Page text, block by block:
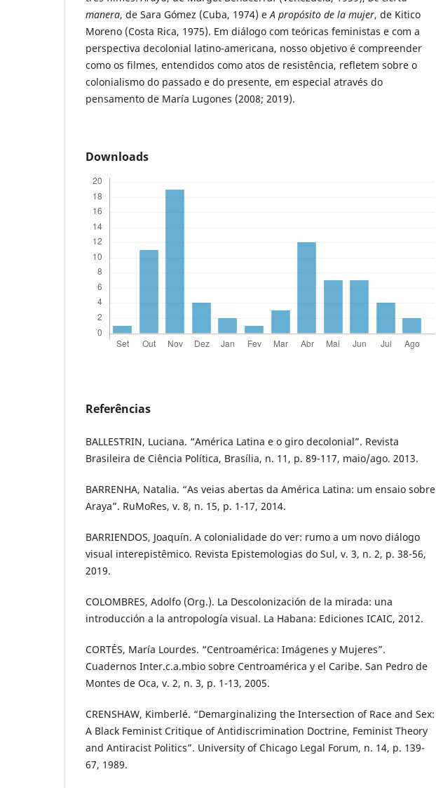
manera, de Sara Gómez (Cuba, 1974) eA propósito de la mujer, de Kitico
Moreno (Costa Rica, 1975). Em diálogo com teóricas feministas e com a
perspectiva decolonial latino-americana, nosso objetivo é compreender
como os filmes, entendidos como atos de resistência, refletem sobre o
colonialismo do passado e do presente, em especial através do
pensamento de María Lugones (2008; 2019).
Downloads
Referências
BALLESTRIN, Luciana. “América Latina e o giro decolonial”. Revista
Brasileira de Ciência Política, Brasília, n. 11, p. 89-117, maio/ago. 2013.
BARRENHA, Natalia. “As veias abertas da América Latina: um ensaio sobre
Araya”. RuMoRes, v. 8, n. 15, p. 1-17, 2014.
BARRIENDOS, Joaquín. A colonialidade do ver: rumo a um novo diálogo
visual interepistêmico. Revista Epistemologias do Sul, v. 3, n. 2, p. 38-56,
2019.
COLOMBRES, Adolfo (Org.). La Descolonización de la mirada: una
introducción a la antropología visual. La Habana: Ediciones ICAIC, 2012.
CORTÉS, María Lourdes. “Centroamérica: Imágenes y Mujeres”.
Cuadernos Inter.c.a.mbio sobre Centroamérica y el Caribe. San Pedro de
Montes de Oca, v. 2, n. 3, p. 1-13, 2005.
CRENSHAW, Kimberlé. “Demarginalizing the Intersection of Race and Sex:
A Black Feminist Critique of Antidiscrimination Doctrine, Feminist Theory
and Antiracist Politics”. University of Chicago Legal Forum, n. 14, p. 139-
67, 1989.